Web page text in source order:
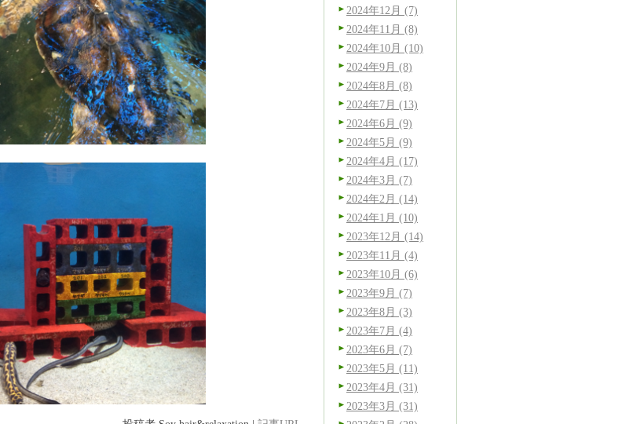
2024年12月 (7)
2024年11月 (8)
2024年10月 (10)
2024年9月 (8)
2024年8月 (8)
2024年7月 (13)
2024年6月 (9)
2024年5月 (9)
2024年4月 (17)
2024年3月 (7)
2024年2月 (14)
2024年1月 (10)
2023年12月 (14)
2023年11月 (4)
2023年10月 (6)
2023年9月 (7)
2023年8月 (3)
2023年7月 (4)
2023年6月 (7)
2023年5月 (11)
2023年4月 (31)
2023年3月 (31)